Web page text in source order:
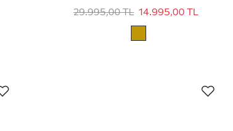
29.995,00TL 14.995,00 TL